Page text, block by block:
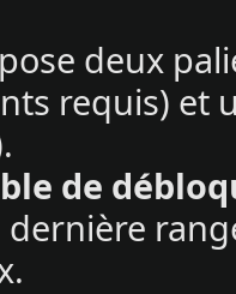
deux
requis) et
de
dernière